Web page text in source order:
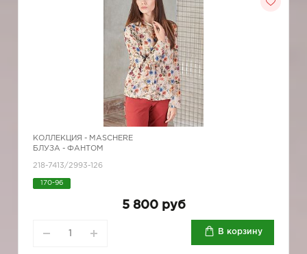
КОЛЛЕКЦИЯ - MASCHERE
БЛУЗА - ФАНТОМ
218-7413/2993-126
170-96
5 800 руб
В корзину